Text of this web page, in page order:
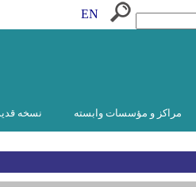
EN
مراکز و مؤسسات وابسته نسخه